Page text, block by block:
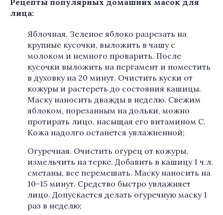
Рецепты популярных домашних масок для
лица:
Яблочная. Зеленое яблоко разрезать на
крупные кусочки, выложить в чашу с
молоком и немного проварить. После
кусочки выложить на пергамент и поместить
в духовку на 20 минут. Очистить куски от
кожуры и растереть до состояния кашицы.
Маску наносить дважды в неделю. Свежим
яблоком, порезанным на дольки, можно
протирать лицо, насыщая его витамином С.
Кожа надолго останется увлажненной;
Огуречная. Очистить огурец от кожуры,
измельчить на терке. Добавить в кашицу 1 ч.л.
сметаны, все перемешать. Маску наносить на
10-15 минут. Средство быстро увлажняет
лицо. Допускается делать огуречную маску 1
раз в неделю;